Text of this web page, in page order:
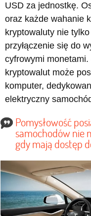
USD za jednostkę.
oraz każde wahanie
kryptowaluty nie
przyłączenie się do
cyfrowymi
kryptowalut może
komputer,
elektryczny
Pomysłowość
samochodów nie
gdy mają dostęp